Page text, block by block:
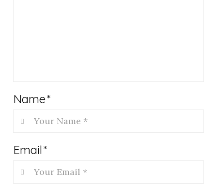
Name*
Email*